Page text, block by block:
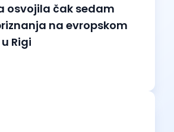
osvojila čak sedam
na evropskom
Rigi